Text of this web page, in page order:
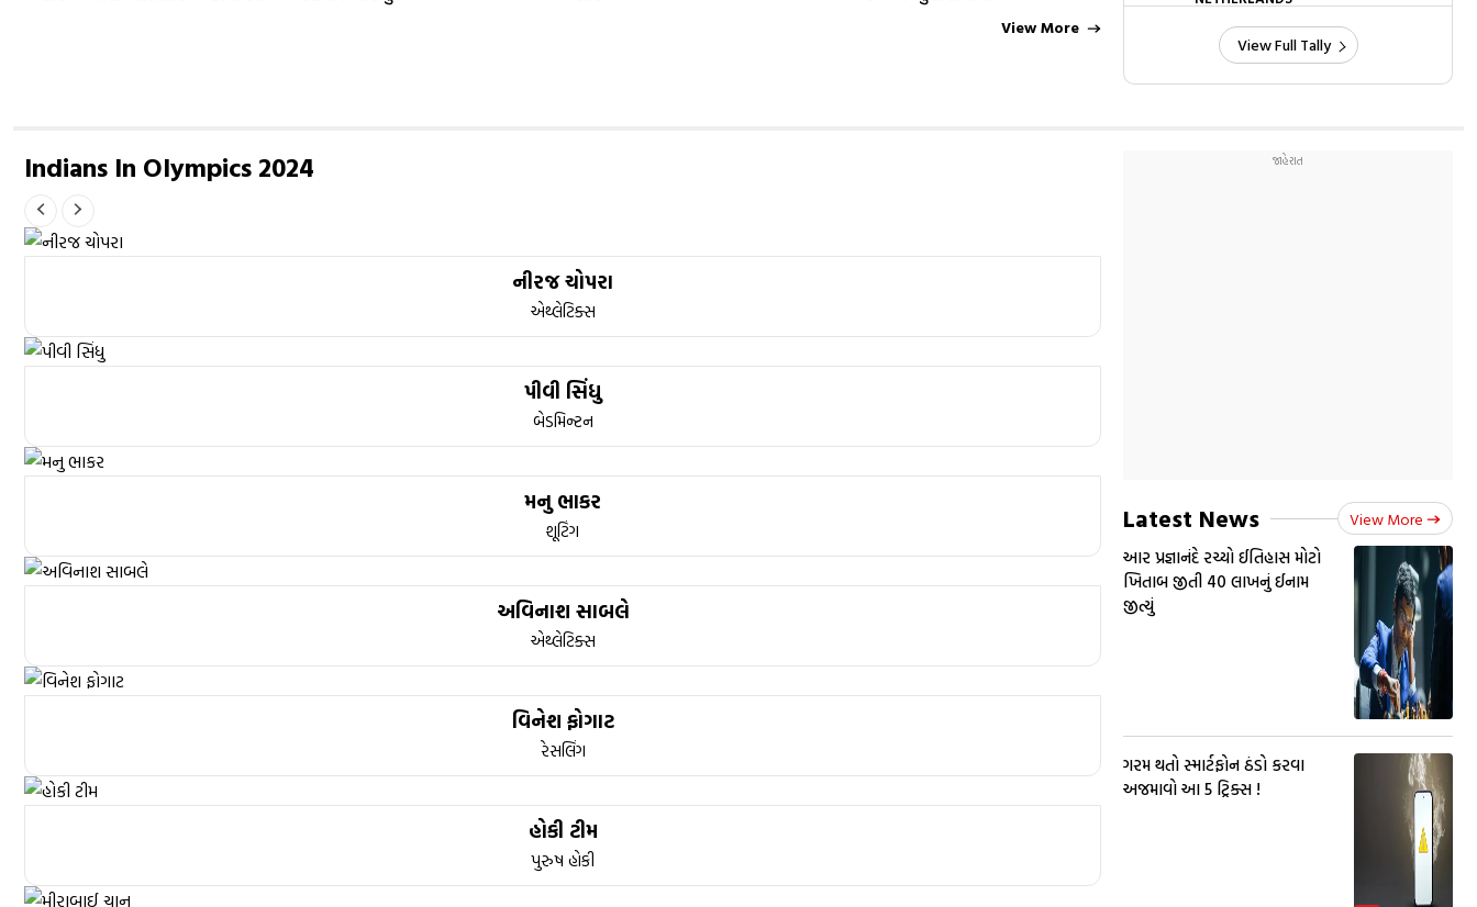
View More
View Full Tally
Indians In Olympics 2024
નીરજ ચોપરા
એથ્લેટિક્સ
પીવી સિંધુ
બેડમિન્ટન
મનુ ભાકર
શૂટિંગ
અવિનાશ સાબલે
એથ્લેટિક્સ
વિનેશ ફોગાટ
રેસલિંગ
હોકી ટીમ
પુરુષ હોકી
Latest News View More
આર પ્રજ્ઞાનંદે રચ્યો ઈતિહાસ મોટો
ખિતાબ જીતી 40 લાખનું ઈનામ
જીત્યું
ગરમ થતો સ્માર્ટફોન ઠંડો કરવા
અજમાવો આ 5 ટ્રિક્સ !